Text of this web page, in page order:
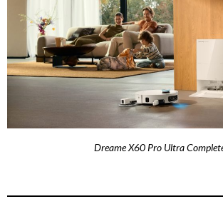
Dreame X60 Pro Ultra